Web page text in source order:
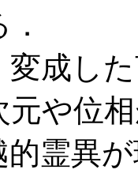
成し
元や位
的霊異